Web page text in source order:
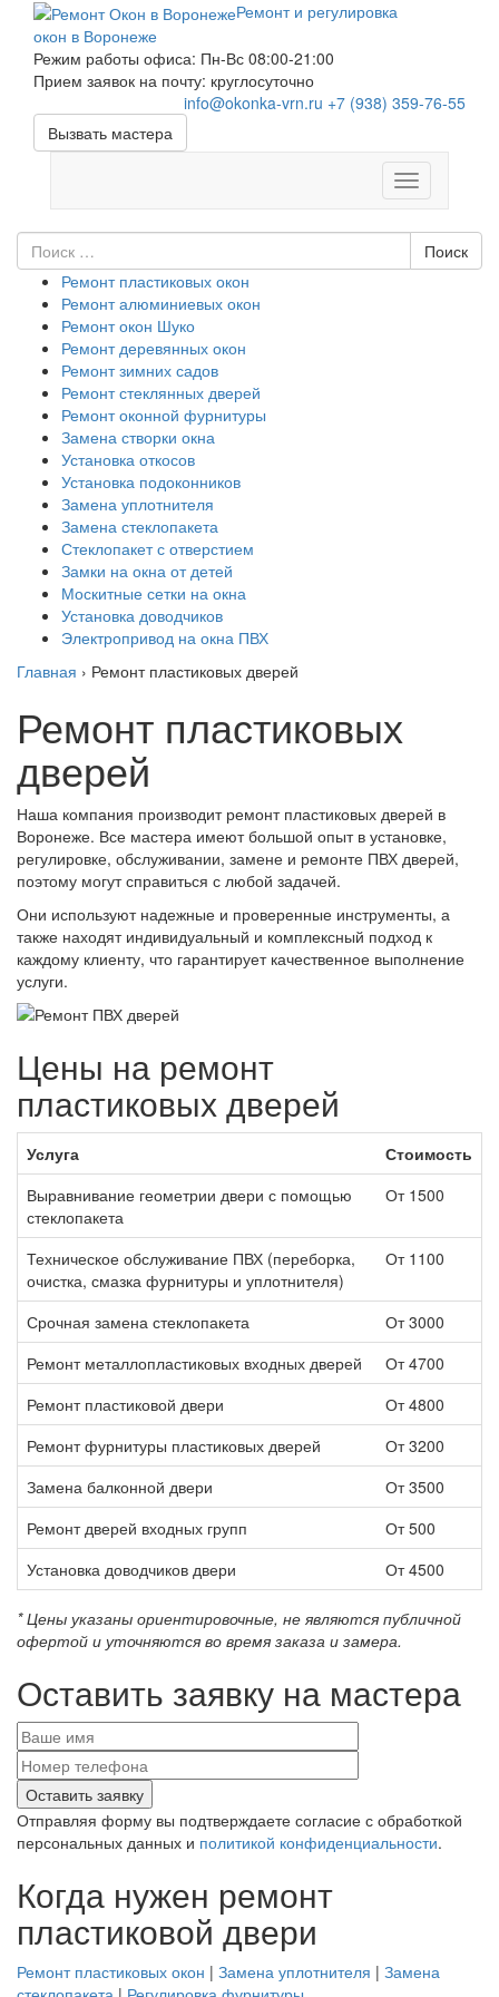
Ремонт и регулировка
окон в Воронеже
Режим работы офиса: Пн-Вс 08:00-21:00
Прием заявок на почту: круглосуточно
to
content
info@okonka-vrn.ru +7 (938) 359-76-55
Вызвать мастера
Меню
Поиск
Поиск
Ремонт пластиковых окон
Ремонт алюминиевых окон
Ремонт окон Шуко
Ремонт деревянных окон
Ремонт зимних садов
Ремонт стеклянных дверей
Ремонт оконной фурнитуры
Замена створки окна
Установка откосов
Установка подоконников
Замена уплотнителя
Замена стеклопакета
Стеклопакет с отверстием
Замки на окна от детей
Москитные сетки на окна
Установка доводчиков
Электропривод на окна ПВХ
Главная › Ремонт пластиковых дверей
Ремонт пластиковых
дверей
Наша компания производит ремонт пластиковых дверей в
Воронеже. Все мастера имеют большой опыт в установке,
регулировке, обслуживании, замене и ремонте ПВХ дверей,
поэтому могут справиться с любой задачей.
Они используют надежные и проверенные инструменты, а
также находят индивидуальный и комплексный подход к
каждому клиенту, что гарантирует качественное выполнение
услуги.
Цены на ремонт
пластиковых дверей
Услуга
Стоимость
Выравнивание геометрии двери с помощью
стеклопакета
От 1500
Техническое обслуживание ПВХ (переборка,
очистка, смазка фурнитуры и уплотнителя)
От 1100
Срочная замена стеклопакета
От 3000
Ремонт металлопластиковых входных дверей
От 4700
Ремонт пластиковой двери
От 4800
Ремонт фурнитуры пластиковых дверей
От 3200
Замена балконной двери
От 3500
Ремонт дверей входных групп
От 500
Установка доводчиков двери
От 4500
* Цены указаны ориентировочные, не являются публичной
офертой и уточняются во время заказа и замера.
Оставить заявку на мастера
Отправляя форму вы подтверждаете согласие с обработкой
персональных данных и политикой конфиденциальности.
Когда нужен ремонт
пластиковой двери
Ремонт пластиковых окон | Замена уплотнителя | Замена